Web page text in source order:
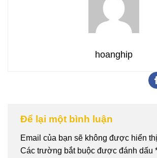
hoanghip
Để lại một bình luận
Email của bạn sẽ không được hiển
Các trường bắt buộc được đánh dấu